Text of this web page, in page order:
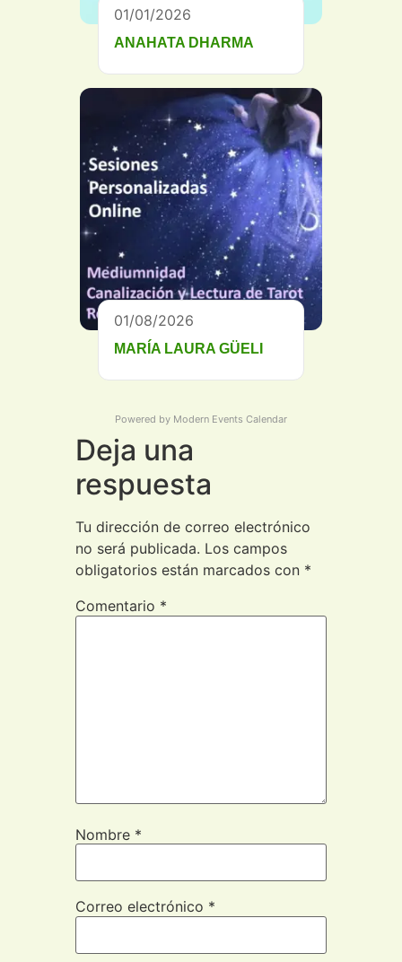
01/01/2026
ANAHATA DHARMA
01/08/2026
MARÍA LAURA GÜELI
Powered by Modern Events Calendar
Deja una
respuesta
Tu dirección de correo electrónico
no será publicada. Los campos
obligatorios están marcados con *
Comentario *
Nombre *
Correo electrónico *